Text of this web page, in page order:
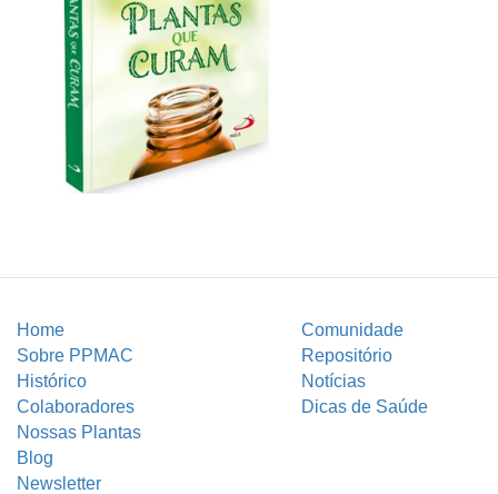
Home
Comunidade
Sobre PPMAC
Repositório
Histórico
Notícias
Colaboradores
Dicas de Saúde
Nossas Plantas
Blog
Newsletter